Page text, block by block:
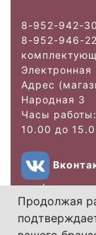
Продолжая
8-952-942-
8-952-946-
Электронная
Адрес
Народная 3
Часы
10.00 до